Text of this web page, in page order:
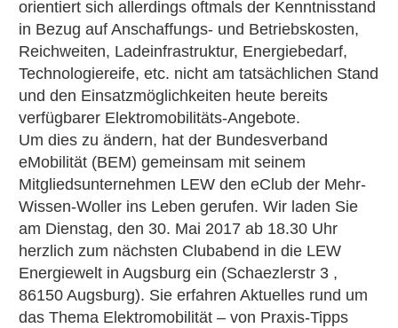
orientiert sich allerdings oftmals der Kenntnisstand
in Bezug auf Anschaffungs- und Betriebskosten,
Reichweiten, Ladeinfrastruktur, Energiebedarf,
Technologiereife, etc. nicht am tatsächlichen Stand
und den Einsatzmöglichkeiten heute bereits
verfügbarer Elektromobilitäts-Angebote.
Um dies zu ändern, hat der Bundesverband
eMobilität (BEM) gemeinsam mit seinem
Mitgliedsunternehmen LEW den eClub der Mehr-
Wissen-Woller ins Leben gerufen. Wir laden Sie
am Dienstag, den 30. Mai 2017 ab 18.30 Uhr
herzlich zum nächsten Clubabend in die LEW
Energiewelt in Augsburg ein (Schaezlerstr 3 ,
86150 Augsburg). Sie erfahren Aktuelles rund um
das Thema Elektromobilität – von Praxis-Tipps